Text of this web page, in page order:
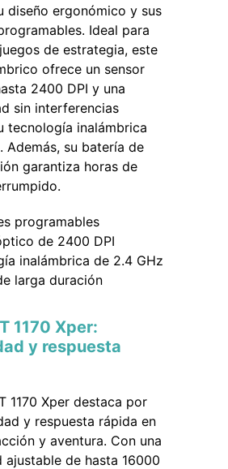
diseño ergonómico y sus
Ideal para
de estrategia, este
ofrece un sensor
2400 DPI y una
sin interferencias
tecnología inalámbrica
Además, su batería de
garantiza horas de
programables
de 2400 DPI
inalámbrica de 2.4 GHz
larga duración
1170 Xper:
y respuesta
1170 Xper destaca por
y respuesta rápida en
y aventura. Con una
ajustable de hasta 16000